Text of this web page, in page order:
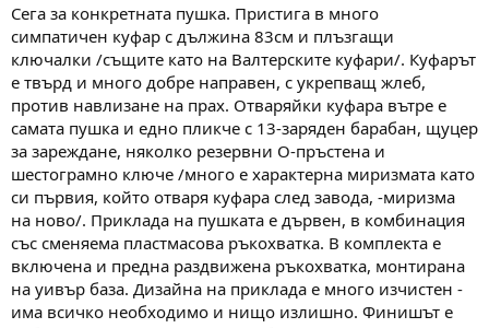
Сега за конкретната пушка. Пристига в много
симпатичен куфар с дължина 83см и плъзгащи
ключалки /същите като на Валтерските куфари/. Куфарът
е твърд и много добре направен, с укрепващ жлеб,
против навлизане на прах. Отваряйки куфара вътре е
самата пушка и едно пликче с 13-заряден барабан, щуцер
за зареждане, няколко резервни О-пръстена и
шестограмно ключе /много е характерна миризмата като
си първия, който отваря куфара след завода, -миризма
на ново/. Приклада на пушката е дървен, в комбинация
със сменяема пластмасова ръкохватка. В комплекта е
включена и предна раздвижена ръкохватка, монтирана
на уивър база. Дизайна на приклада е много изчистен -
има всичко необходимо и нищо излишно. Финишът е